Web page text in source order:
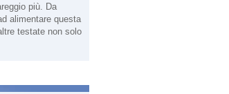
più. Da
alimentare questa
testate non solo